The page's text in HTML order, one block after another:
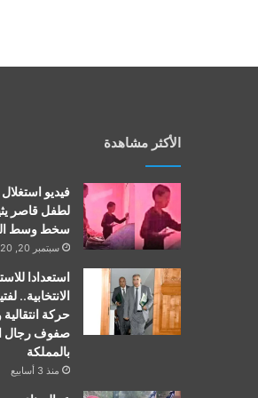
الأكثر مشاهدة
فيديو
لطفل قاصر
سخط وسط
سبتمبر 20, 2020
استعدادا
الانتخابية..
حركة
صفوف رجال
بالمملكة
منذ 3 أسابيع